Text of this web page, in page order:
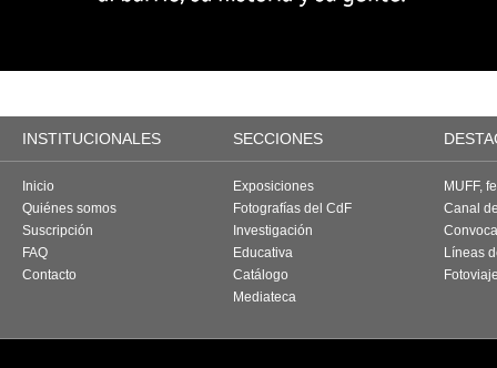
INSTITUCIONALES SECCIONES
Inicio
Quiénes somos
Suscripción
FAQ
Contacto
Exposiciones
Fotografías del CdF
Investigación
Educativa
Catálogo
Mediateca
MUFF,
Canal
Líneas